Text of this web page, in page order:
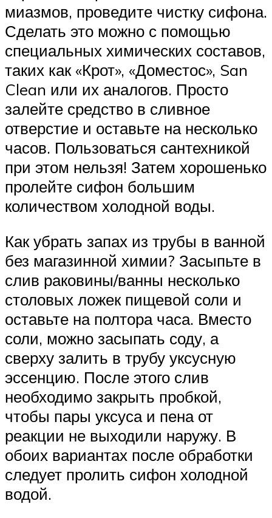
миазмов, проведите чистку сифона.
Сделать это можно с помощью
специальных химических составов,
таких как «Крот», «Доместос», San
Clean или их аналогов. Просто
залейте средство в сливное
отверстие и оставьте на несколько
часов. Пользоваться сантехникой
при этом нельзя! Затем хорошенько
пролейте сифон большим
количеством холодной воды.
Как убрать запах из трубы в ванной
без магазинной химии? Засыпьте в
слив раковины/ванны несколько
столовых ложек пищевой соли и
оставьте на полтора часа. Вместо
соли, можно засыпать соду, а
сверху залить в трубу уксусную
эссенцию. После этого слив
необходимо закрыть пробкой,
чтобы пары уксуса и пена от
реакции не выходили наружу. В
обоих вариантах после обработки
следует пролить сифон холодной
водой.